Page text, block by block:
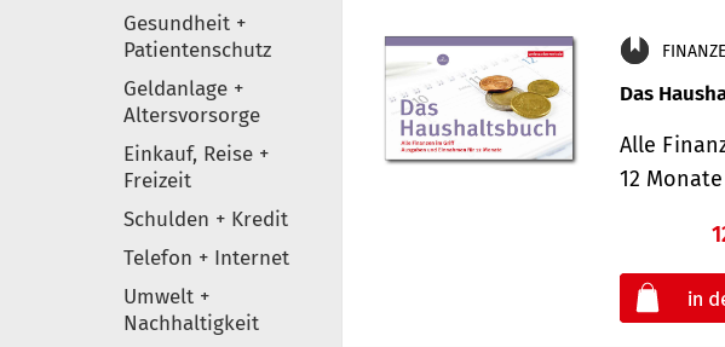
Gesundheit +
Patientenschutz
Geldanlage +
Altersvorsorge
Einkauf, Reise +
Freizeit
Schulden + Kredit
Telefon + Internet
Umwelt +
Nachhaltigkeit
Das
Alle
12 Monate